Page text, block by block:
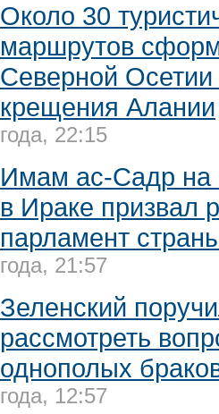
Около 30
маршрутов
Северной
крещения Алании
года, 22:15
Имам ас-Садр на
в Ираке призвал
парламент
года, 21:57
Зеленский
рассмотреть
однополых
года, 12:57